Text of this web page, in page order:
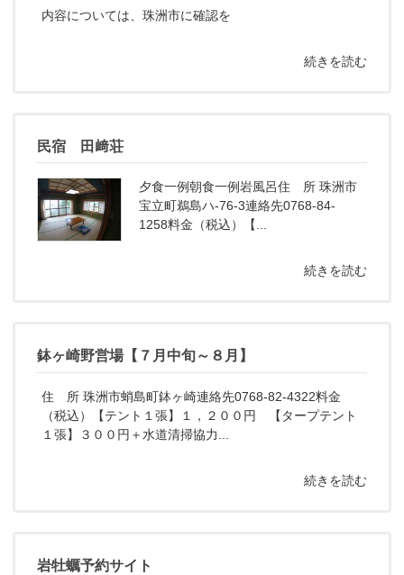
内容については、珠洲市に確認を
続きを読む
民宿 田﨑荘
夕食一例朝食一例岩風呂住 所 珠洲市
宝立町鵜島ハ-76-3連絡先0768-84-
1258料金（税込）【...
続きを読む
鉢ヶ崎野営場【７月中旬～８月】
住 所 珠洲市蛸島町鉢ヶ崎連絡先0768-82-4322料金
（税込）【テント１張】１，２００円 【タープテント
１張】３００円＋水道清掃協力...
続きを読む
岩牡蠣予約サイト